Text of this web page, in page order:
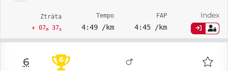
Ztráta
+ 07m37s
Tempo
4:49 /km
FAP
4:45 /km
Index
6 6